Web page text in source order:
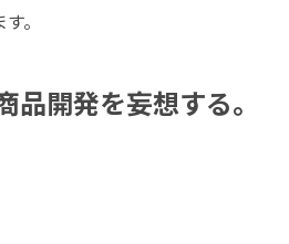
。
開発を妄想する。